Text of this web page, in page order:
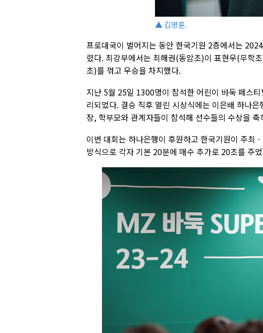
▲ 김명훈.
프로대국이 벌어지는 동안 한국기원 2층에서는
렸다. 최강부에서는 최해권(동암초)이 표현우(무학
초)를 꺾고 우승을 차지했다.
지난 5월 25일 1300명이 참석한 어린이 바둑 페스
리되었다. 결승 직후 열린 시상식에는 이은배 하나
장, 학부모와 관계자들이 참석해 선수들의 수상을 축
이번 대회는 하나은행이 후원하고 한국기원이 주최
방식으로 각자 기본 20분에 매수 추가로 20초를 주